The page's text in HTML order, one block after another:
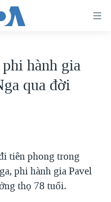
hành gia
qua đời
tiên phong trong
phi hành gia Pavel
thọ 78 tuổi.